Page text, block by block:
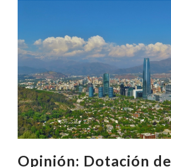
Opinión: Dotación de